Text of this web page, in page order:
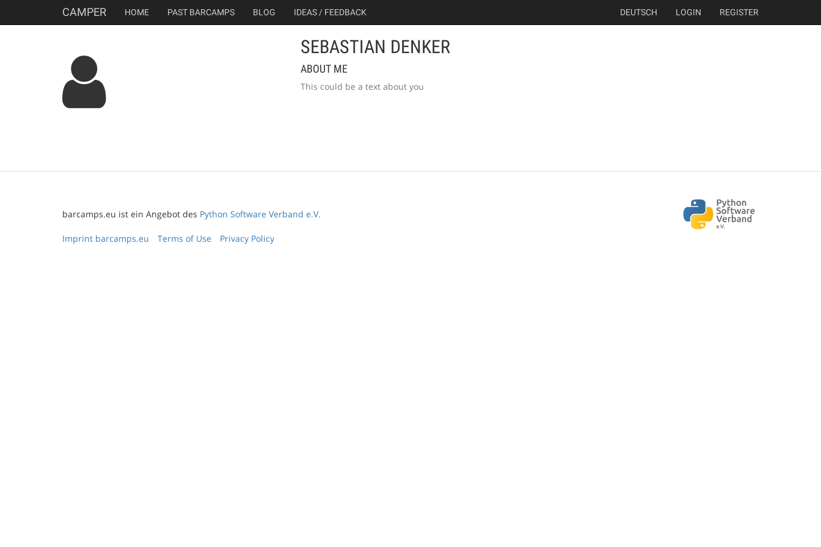
CAMPER HOME PAST BARCAMPS BLOG IDEAS / FEEDBACK DEUTSCH LOGIN REGISTER
SEBASTIAN DENKER
ABOUT ME
This could be a text about you
barcamps.eu ist ein Angebot des Python Software Verband e.V.
Imprint barcamps.eu Terms of Use Privacy Policy